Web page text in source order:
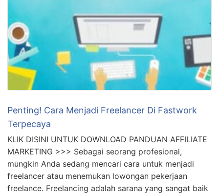
Penting! Cara Menjadi Freelancer Di Fastwork
Terpecaya
KLIK DISINI UNTUK DOWNLOAD PANDUAN AFFILIATE
MARKETING >>> Sebagai seorang profesional,
mungkin Anda sedang mencari cara untuk menjadi
freelancer atau menemukan lowongan pekerjaan
freelance. Freelancing adalah sarana yang sangat baik